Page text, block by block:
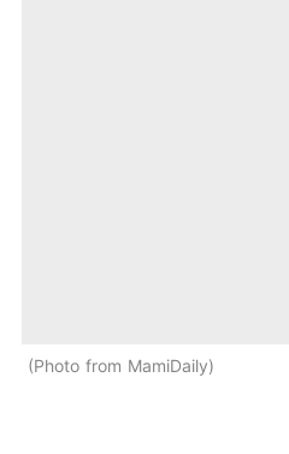
Photo from MamiDaily